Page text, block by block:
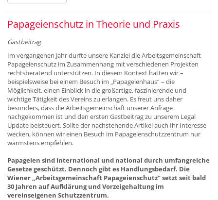
Papageienschutz in Theorie und Praxis
Gastbeitrag
Im vergangenen Jahr durfte unsere Kanzlei die Arbeitsgemeinschaft
Papageienschutz im Zusammenhang mit verschiedenen Projekten
rechtsberatend unterstützen. In diesem Kontext hatten wir –
beispielsweise bei einem Besuch im „Papageienhaus“ – die
Möglichkeit, einen Einblick in die großartige, faszinierende und
wichtige Tätigkeit des Vereins zu erlangen. Es freut uns daher
besonders, dass die Arbeitsgemeinschaft unserer Anfrage
nachgekommen ist und den ersten Gastbeitrag zu unserem Legal
Update beisteuert. Sollte der nachstehende Artikel auch Ihr Interesse
wecken, können wir einen Besuch im Papageienschutzzentrum nur
wärmstens empfehlen.
Papageien sind international und national durch umfangreiche
Gesetze geschützt. Dennoch gibt es Handlungsbedarf. Die
Wiener „Arbeitsgemeinschaft Papageienschutz“ setzt seit bald
30 Jahren auf Aufklärung und Vorzeigehaltung im
vereinseigenen Schutzzentrum.